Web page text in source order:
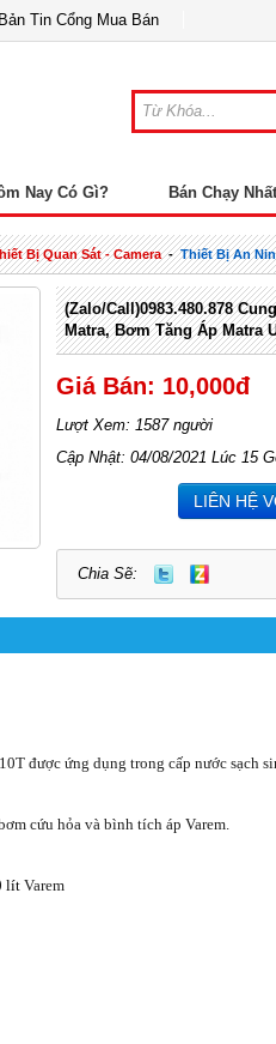
Bản Tin Cổng Mua Bán
Nay Có Gì? Bán Chạy Nhất
Bị Quan Sát - Camera-Thiết Bị An
(Zalo/Call)0983.480.878
Matra, Bơm Tăng Áp Matra
Giá Bán: 10,000đ
Lượt Xem: 1587 người
Cập Nhật: 04/08/2021 Lúc 15
LIÊN HỆ
Chia Sẽ:
được ứng dụng trong cấp nước sạch
cứu hỏa và bình tích áp Varem.
lít Varem